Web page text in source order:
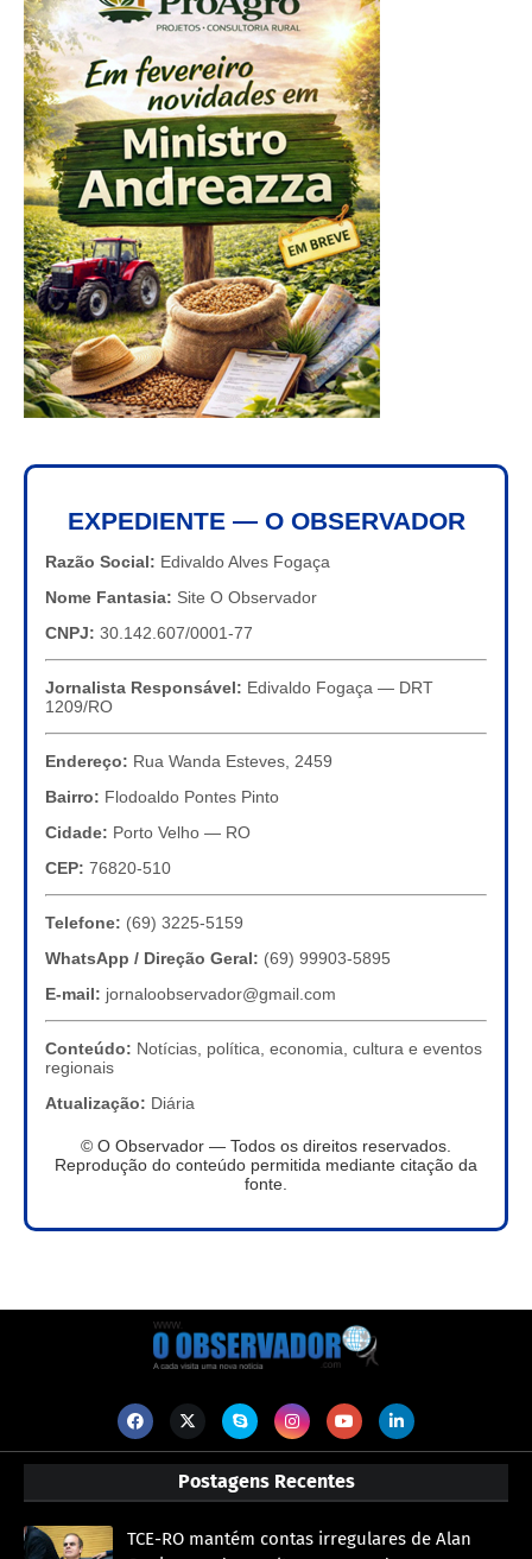
EXPEDIENTE — O OBSERVADOR
Razão Social: Edivaldo Alves Fogaça
Nome Fantasia: Site O Observador
CNPJ: 30.142.607/0001-77
Jornalista Responsável: Edivaldo Fogaça — DRT
1209/RO
Endereço: Rua Wanda Esteves, 2459
Bairro: Flodoaldo Pontes Pinto
Cidade: Porto Velho — RO
CEP: 76820-510
Telefone: (69) 3225-5159
WhatsApp / Direção Geral: (69) 99903-5895
E-mail: jornaloobservador@gmail.com
Conteúdo: Notícias, política, economia, cultura e eventos
regionais
Atualização: Diária
© O Observador — Todos os direitos reservados.
Reprodução do conteúdo permitida mediante citação da
fonte.
Postagens Recentes
TCE-RO mantém contas irregulares de Alan